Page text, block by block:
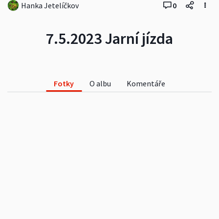
7.5.2023 Jarní jízda
Hanka Jetelíčkov 0
Fotky O albu Komentáře